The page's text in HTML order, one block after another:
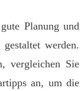
Planung und
werden.
vergleichen Sie
an, um die